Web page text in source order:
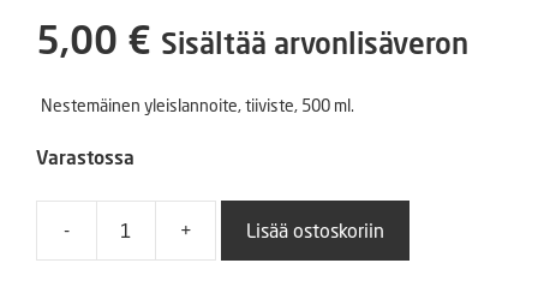
5,00 € Sisältää arvonlisäveron
Nestemäinen yleislannoite, tiiviste, 500 ml.
Varastossa
-
Yleislannoite,
+ Lisää ostoskoriin